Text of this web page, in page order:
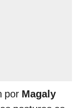
por Magaly